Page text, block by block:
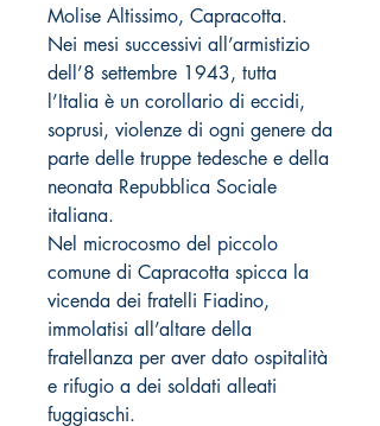
Molise Altissimo, Capracotta.
Nei mesi successivi all’armistizio
dell’8 settembre 1943, tutta
l’Italia è un corollario di eccidi,
soprusi, violenze di ogni genere da
parte delle truppe tedesche e della
neonata Repubblica Sociale
italiana.
Nel microcosmo del piccolo
comune di Capracotta spicca la
vicenda dei fratelli Fiadino,
immolatisi all’altare della
fratellanza per aver dato ospitalità
e rifugio a dei soldati alleati
fuggiaschi.